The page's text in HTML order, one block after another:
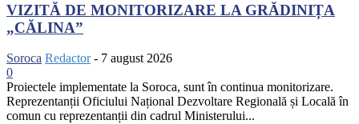
VIZITĂ DE MONITORIZARE LA GRĂDINIȚA
„CĂLINA”
Soroca Redactor - 7 august 2026
0
Proiectele implementate la Soroca, sunt în continua monitorizare.
Reprezentanții Oficiului Național Dezvoltare Regională și Locală în
comun cu reprezentanții din cadrul Ministerului...